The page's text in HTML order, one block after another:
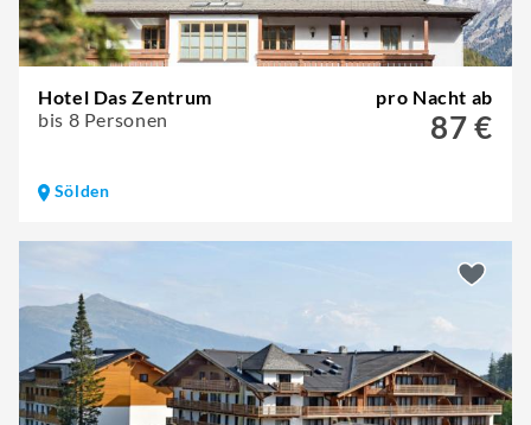
Hotel Das Zentrum
bis 8 Personen
pro Nacht ab
87 €
Sölden